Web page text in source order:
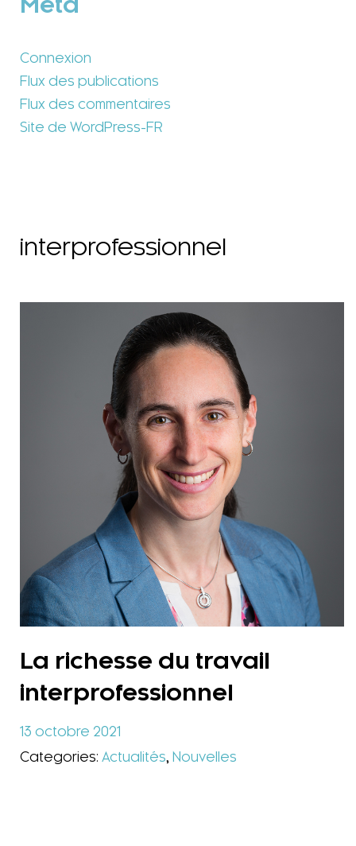
Méta
Connexion
Flux des publications
Flux des commentaires
Site de WordPress-FR
interprofessionnel
La richesse du travail
interprofessionnel
13 octobre 2021
Categories: Actualités, Nouvelles